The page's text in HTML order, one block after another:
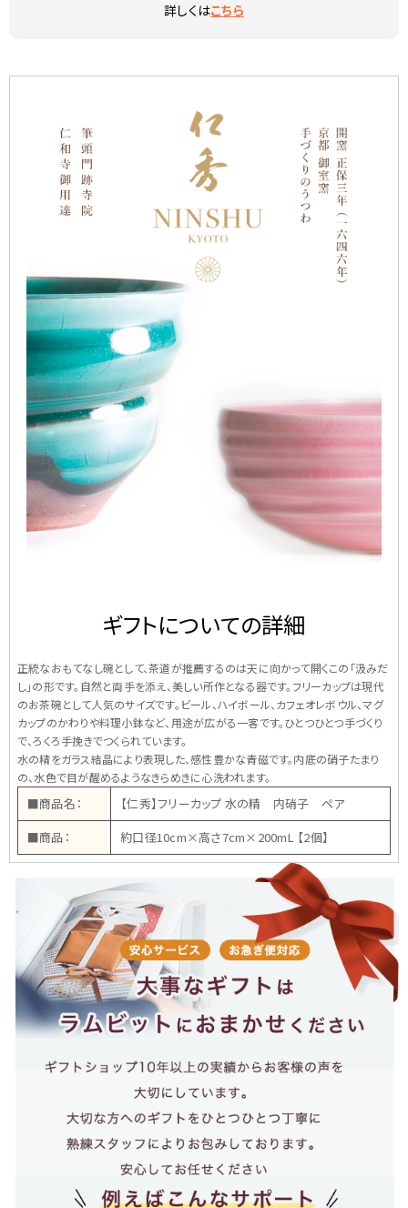
詳しくはこちら
ギフトについての詳細
正統なおもてなし碗として、茶道が推薦するのは天に向かって開くこの「汲みだ
し」の形です。自然と両手を添え、美しい所作となる器です。フリーカップは現代
のお茶碗として人気のサイズです。ビール、ハイボール、カフェオレボウル、マグ
カップのかわりや料理小鉢など、用途が広がる一客です。ひとつひとつ手づくり
で、ろくろ手挽きでつくられています。
水の精をガラス結晶により表現した、感性豊かな青磁です。内底の硝子たまり
の、水色で目が醒めるようなきらめきに心洗われます。
■商品名：
【仁秀】フリーカップ 水の精 内硝子 ペア
■商品：
約口径10cm×高さ7cm×200mL 【2個】